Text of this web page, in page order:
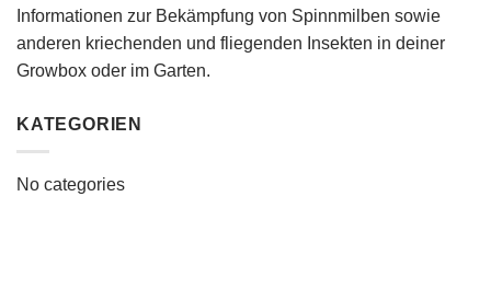
Informationen zur Bekämpfung von Spinnmilben sowie
anderen kriechenden und fliegenden Insekten in deiner
Growbox oder im Garten.
KATEGORIEN
No categories